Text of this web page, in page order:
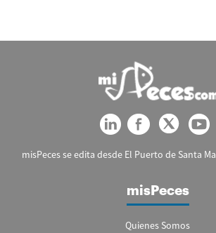
misPeces se edita desde El Puerto de Santa
misPeces
Quienes Somos